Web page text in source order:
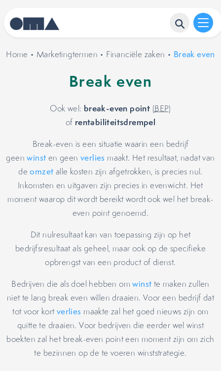
Home • Marketingtermen • Financiële zaken • Break even
Break even
Ook wel: break-even point (BEP)
of rentabiliteitsdrempel
Break-even is een situatie waarin een bedrijf
geenwinst en geen verlies maakt. Het resultaat, nadat van
deomzet alle kosten zijn afgetrokken, is precies nul.
Inkomsten en uitgaven zijn precies in evenwicht. Het
moment waarop dit wordt bereikt wordt ook wel het break-
even point genoemd.
Dit nulresultaat kan van toepassing zijn op het
bedrijfsresultaat als geheel, maar ook op de specifieke
opbrengst van een product of dienst.
Bedrijven die als doel hebben omwinst te maken zullen
niet te lang break even willen draaien. Voor een bedrijf dat
tot voor kortverlies maakte zal het goed nieuws zijn om
quitte te draaien. Voor bedrijven die eerder wel winst
boekten zal het break-even point een moment zijn om zich
te bezinnen op de te voeren winststrategie.